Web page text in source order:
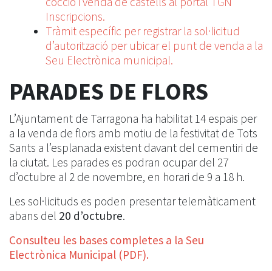
Inscripcions.
Tràmit específic per registrar la sol·licitud
d’autorització per ubicar el punt de venda a la
Seu Electrònica municipal.
PARADES DE FLORS
L’Ajuntament de Tarragona ha habilitat 14 espais per
a la venda de flors amb motiu de la festivitat de Tots
Sants a l’esplanada existent davant del cementiri de
la ciutat. Les parades es podran ocupar del 27
d’octubre al 2 de novembre, en horari de 9 a 18 h.
Les sol·licituds es poden presentar telemàticament
abans del 20 d’octubre.
Consulteu les bases completes a la Seu
Electrònica Municipal (PDF).